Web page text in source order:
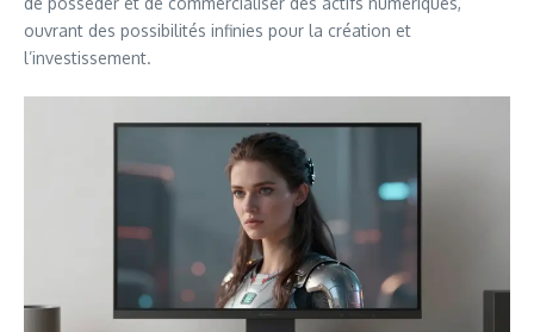
ouvrant des possibilités infinies pour la création et
l’investissement.